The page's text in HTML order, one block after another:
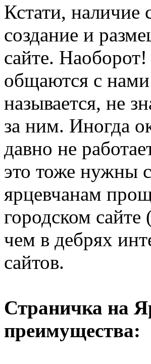
Кстати, наличие
создание и
сайте.
общаются с
называется, не
за ним. Иногда
давно не
это тоже нужны
ярцевчанам
городском
чем в дебрях
сайтов.
Страничка на
преимущества: